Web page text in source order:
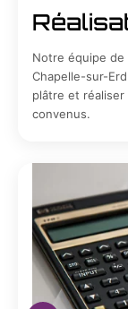
Notre équipe de
Chapelle-sur-
plâtre et
convenus.